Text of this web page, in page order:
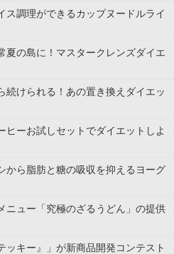
ス調理ができるカップヌードルライ
夏の島に！マスタークレンズダイエ
続けられる！あの置き換えダイエッ
ヒーお試しセットでダイエットしよ
から脂肪と糖の吸収を抑えるヨーグ
ニュー「究極のざるうどん」の提供
ッキー』」が新商品開発コンテスト